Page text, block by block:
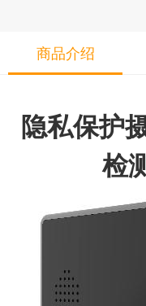
商品介绍
隐私保护
检